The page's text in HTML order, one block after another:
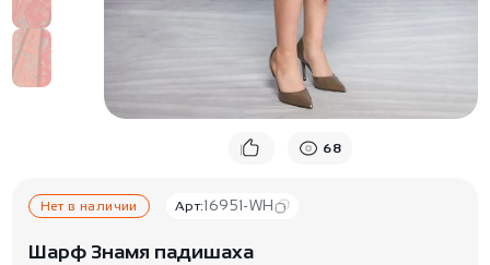
68
Нет в наличии Арт:16951-WH
Шарф Знамя падишаха